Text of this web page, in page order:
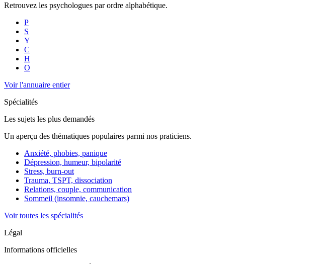
Retrouvez les psychologues par ordre alphabétique.
P
S
Y
C
H
O
Voir l'annuaire entier
Spécialités
Les sujets les plus demandés
Un aperçu des thématiques populaires parmi nos praticiens.
Anxiété, phobies, panique
Dépression, humeur, bipolarité
Stress, burn-out
Trauma, TSPT, dissociation
Relations, couple, communication
Sommeil (insomnie, cauchemars)
Voir toutes les spécialités
Légal
Informations officielles